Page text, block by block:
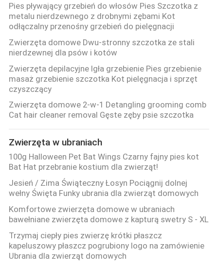
Pies pływający grzebień do włosów Pies Szczotka z
metalu nierdzewnego z drobnymi zębami Kot
odłączalny przenośny grzebień do pielęgnacji
Zwierzęta domowe Dwu-stronny szczotka ze stali
nierdzewnej dla psów i kotów
Zwierzęta depilacyjne Igła grzebienie Pies grzebienie
masaż grzebienie szczotka Kot pielęgnacja i sprzęt
czyszczący
Zwierzęta domowe 2-w-1 Detangling grooming comb
Cat hair cleaner removal Gęste zęby psie szczotka
Zwierzęta w ubraniach
100g Halloween Pet Bat Wings Czarny fajny pies kot
Bat Hat przebranie kostium dla zwierząt!
Jesień / Zima Świąteczny Łosyn Pociągnij dolnej
wełny Święta Funky ubrania dla zwierząt domowych
Komfortowe zwierzęta domowe w ubraniach
bawełniane zwierzęta domowe z kapturą swetry S - XL
Trzymaj ciepły pies zwierzę krótki płaszcz
kapeluszowy płaszcz pogrubiony logo na zamówienie
Ubrania dla zwierząt domowych